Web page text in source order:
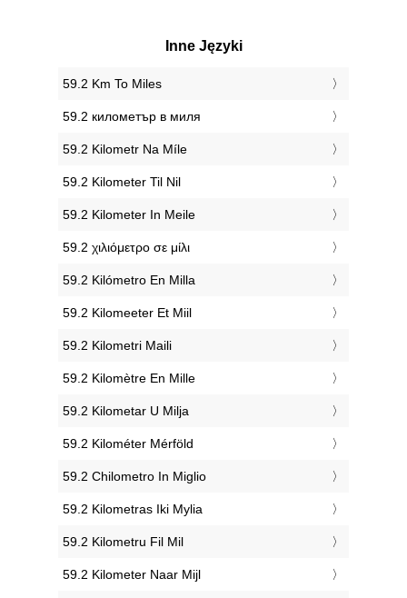
Inne Języki
‎59.2 Km To Miles
‎59.2 километър в миля
‎59.2 Kilometr Na Míle
‎59.2 Kilometer Til Nil
‎59.2 Kilometer In Meile
‎59.2 χιλιόμετρο σε μίλι
‎59.2 Kilómetro En Milla
‎59.2 Kilomeeter Et Miil
‎59.2 Kilometri Maili
‎59.2 Kilomètre En Mille
‎59.2 Kilometar U Milja
‎59.2 Kilométer Mérföld
‎59.2 Chilometro In Miglio
‎59.2 Kilometras Iki Mylia
‎59.2 Kilometru Fil Mil
‎59.2 Kilometer Naar Mijl